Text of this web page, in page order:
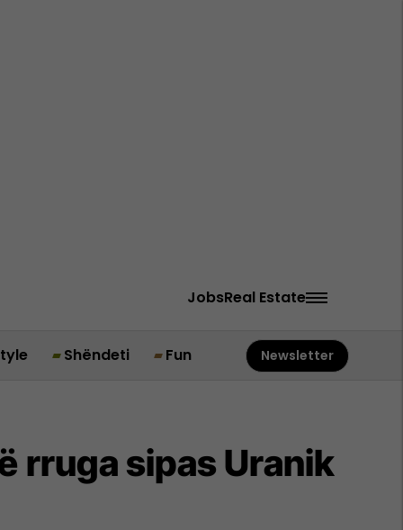
JobsReal Estate
Shëndeti Fun Newsletter
rruga sipas Uranik